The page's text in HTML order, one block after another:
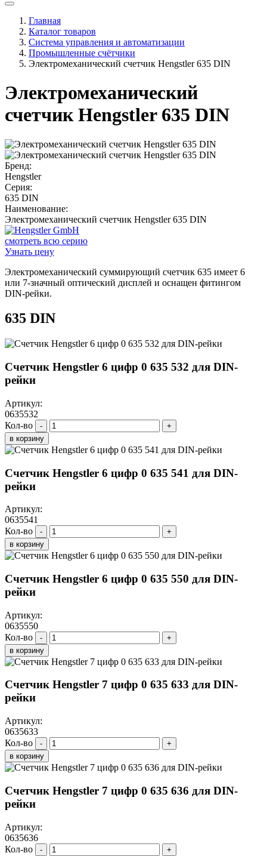
Главная
Каталог товаров
Система управления и автоматизации
Промышленные счётчики
Электромеханический счетчик Hengstler 635 DIN
Электромеханический
счетчик Hengstler 635 DIN
Бренд:
Hengstler
Серия:
635 DIN
Наименование:
Электромеханический счетчик Hengstler 635 DIN
смотреть всю серию
Узнать цену
Электромеханический суммирующий счетчик 635 имеет 6
или 7-значный оптический дисплей и оснащен фитингом
DIN-рейки.
635 DIN
Счетчик Hengstler 6 цифр 0 635 532 для DIN-
рейки
Артикул:
0635532
Кол-во
-
+
в корзину
Счетчик Hengstler 6 цифр 0 635 541 для DIN-
рейки
Артикул:
0635541
Кол-во
-
+
в корзину
Счетчик Hengstler 6 цифр 0 635 550 для DIN-
рейки
Артикул:
0635550
Кол-во
-
+
в корзину
Счетчик Hengstler 7 цифр 0 635 633 для DIN-
рейки
Артикул:
0635633
Кол-во
-
+
в корзину
Счетчик Hengstler 7 цифр 0 635 636 для DIN-
рейки
Артикул:
0635636
Кол-во
-
+